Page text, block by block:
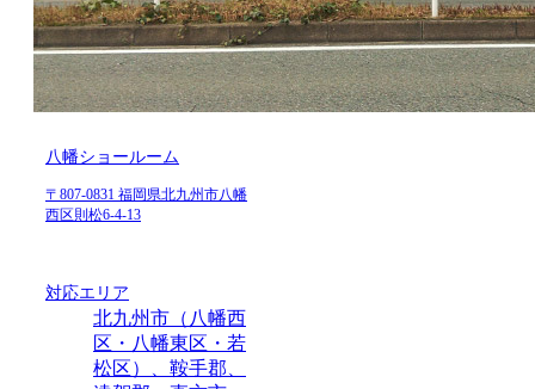
八幡ショールーム
〒807-0831 福岡県北九州市八幡
西区則松6-4-13
対応エリア
北九州市（八幡西
区・八幡東区・若
松区）、鞍手郡、